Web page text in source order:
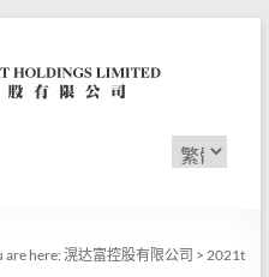
Choose
a
are here:滉达富控股有限公司 >2021t